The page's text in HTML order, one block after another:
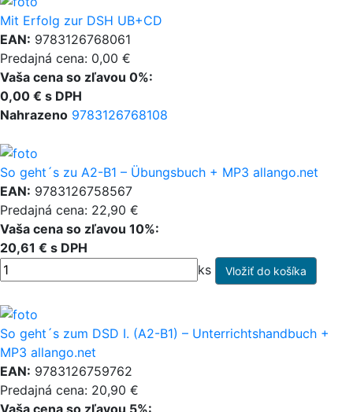
Mit Erfolg zur DSH UB+CD
EAN: 9783126768061
Predajná cena: 0,00 €
Vaša cena so zľavou 0%:
0,00 € s DPH
Nahrazeno 9783126768108
So geht´s zu A2-B1 – Übungsbuch + MP3 allango.net
EAN: 9783126758567
Predajná cena: 22,90 €
Vaša cena so zľavou 10%:
20,61 € s DPH
ks
So geht´s zum DSD I. (A2-B1) – Unterrichtshandbuch +
MP3 allango.net
EAN: 9783126759762
Predajná cena: 20,90 €
Vaša cena so zľavou 5%: